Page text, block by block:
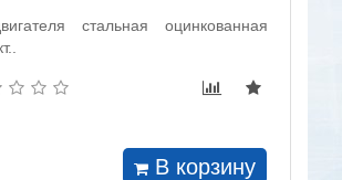
стальная оцинкованная
В корзину